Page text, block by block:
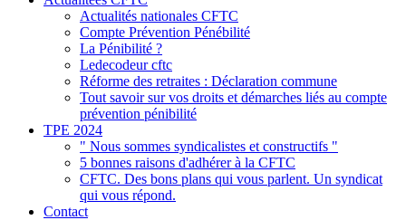
Actualités nationales CFTC
Compte Prévention Pénébilité
La Pénibilité ?
Ledecodeur cftc
Réforme des retraites : Déclaration commune
Tout savoir sur vos droits et démarches liés au compte
prévention pénibilité
TPE 2024
" Nous sommes syndicalistes et constructifs "
5 bonnes raisons d'adhérer à la CFTC
CFTC. Des bons plans qui vous parlent. Un syndicat
qui vous répond.
Contact